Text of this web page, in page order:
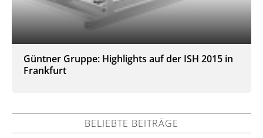
Güntner Gruppe: Highlights auf der ISH 2015 in
Frankfurt
BELIEBTE BEITRÄGE